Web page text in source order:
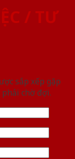
/ TƯ
sắp xếp gặp
chờ đợi.